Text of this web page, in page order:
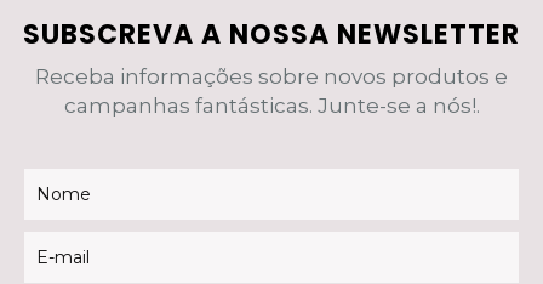
SUBSCREVA A NOSSA NEWSLETTER
Receba informações sobre novos produtos e
campanhas fantásticas. Junte-se a nós!.
Newsletter